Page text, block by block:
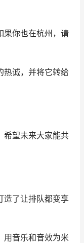
果你也在杭州，请
热诚，并将它转给
希望未来大家能共
造了让排队都变享
用音乐和音效为米